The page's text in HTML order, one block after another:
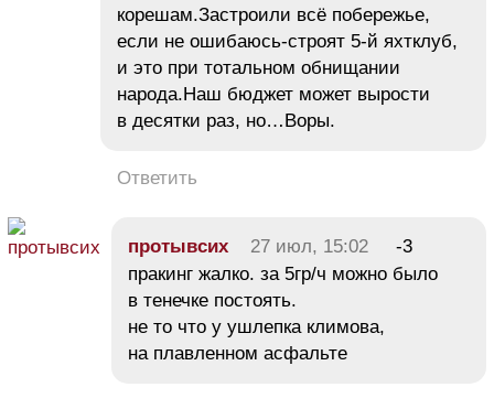
корешам.Застроили всё побережье,
если не ошибаюсь-строят 5-й яхтклуб,
и это при тотальном обнищании
народа.Наш бюджет может вырости
в десятки раз, но…Воры.
Ответить
протывсих 27 июл, 15:02
-3
пракинг жалко. за 5гр/ч можно было
в тенечке постоять.
не то что у ушлепка климова,
на плавленном асфальте